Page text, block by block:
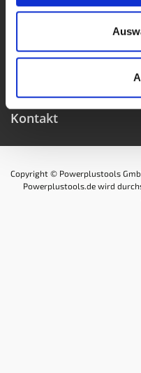
PowerPunkte
Ihr Kundenbereich
Kontakt
Copyright © Powerplustools
Powerplustools.de wird